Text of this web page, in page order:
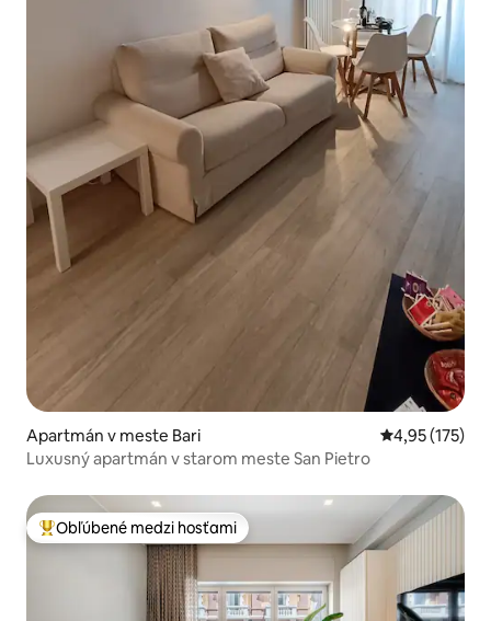
Apartmán v meste Bari Priemerné
4,95 (175)
Luxusný apartmán v starom meste San Pietro
Najobľúbenejšie medzi hosťami
Obľúbené medzi hosťami